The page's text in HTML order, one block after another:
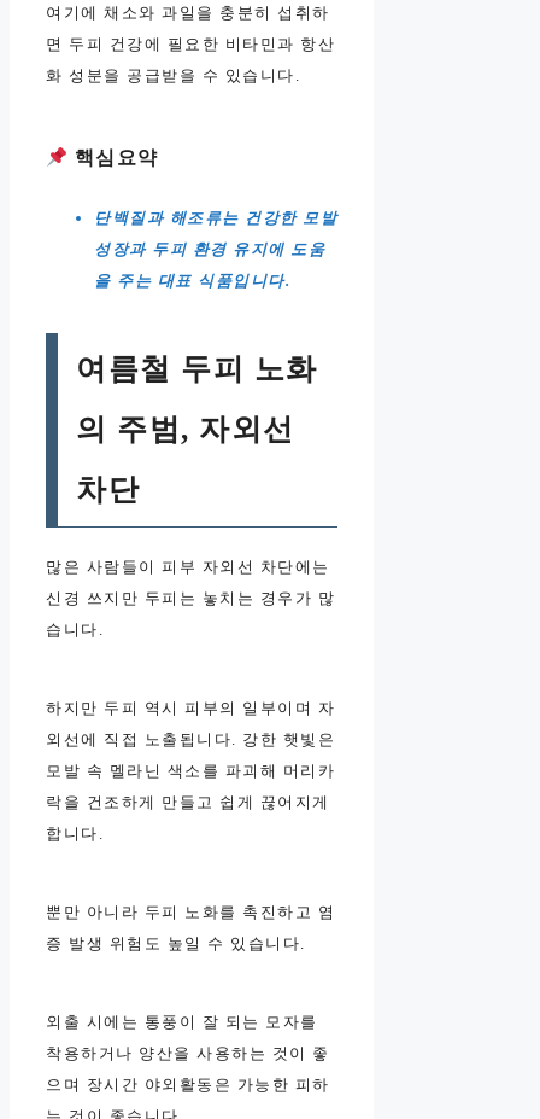
여기에 채소와 과일을 충분히 섭취하
면 두피 건강에 필요한 비타민과 항산
화 성분을 공급받을 수 있습니다.
핵심요약
단백질과 해조류는 건강한 모발
성장과 두피 환경 유지에 도움
을 주는 대표 식품입니다.
여름철 두피 노화
의 주범, 자외선
차단
많은 사람들이 피부 자외선 차단에는
신경 쓰지만 두피는 놓치는 경우가 많
습니다.
하지만 두피 역시 피부의 일부이며 자
외선에 직접 노출됩니다. 강한 햇빛은
모발 속 멜라닌 색소를 파괴해 머리카
락을 건조하게 만들고 쉽게 끊어지게
합니다.
뿐만 아니라 두피 노화를 촉진하고 염
증 발생 위험도 높일 수 있습니다.
외출 시에는 통풍이 잘 되는 모자를
착용하거나 양산을 사용하는 것이 좋
으며 장시간 야외활동은 가능한 피하